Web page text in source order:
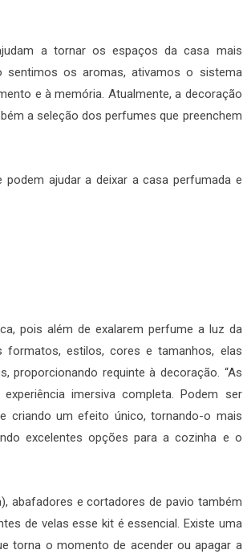
a tornar os espaços da casa mais
sentimos os aromas, ativamos o sistema
e à memória. Atualmente, a decoração
a seleção dos perfumes que preenchem
ajudar a deixar a casa perfumada e
pois além de exalarem perfume a luz da
estilos, cores e tamanhos, elas
proporcionando requinte à decoração. “As
imersiva completa. Podem ser
criando um efeito único, tornando-o mais
excelentes opções para a cozinha e o
abafadores e cortadores de pavio também
de velas esse kit é essencial. Existe uma
torna o momento de acender ou apagar a